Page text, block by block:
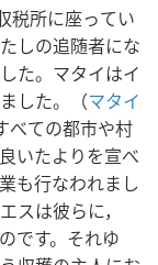
税所に座ってい
しの追随者にな
た。マタイはイ
した。（マタイ
べての都市や村
いたよりを宣べ
も行なわれまし
スは彼らに，
です。それゆ